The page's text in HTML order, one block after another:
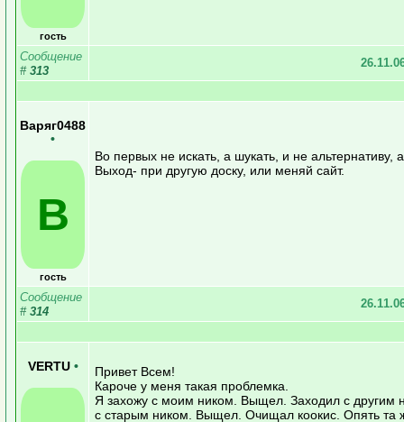
гость
Сообщение
# 313
Варяг0488
•
В
гость
Во первых не искать, а шукать, и не альтернативу,
Выход- при другую доску, или меняй сайт.
Сообщение
# 314
VERTU •
Привет Всем!
Кароче у меня такая проблемка.
Я захожу с моим ником. Выщел. Заходил с другим
с старым ником. Выщел. Очищал коокис. Опять та